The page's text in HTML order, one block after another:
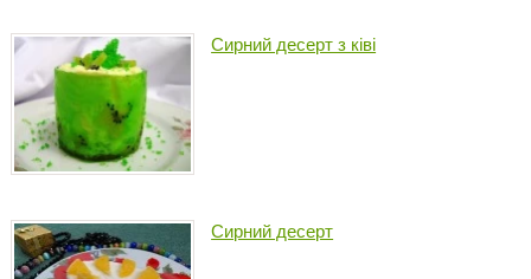
Cирний десерт з ківі
Сирний десерт